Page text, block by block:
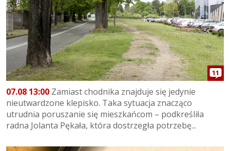
11
07.08 13:00 Zamiast chodnika znajduje się jedynie
nieutwardzone klepisko. Taka sytuacja znacząco
utrudnia poruszanie się mieszkańcom – podkreśliła
radna Jolanta Pękała, która dostrzegła potrzebę...